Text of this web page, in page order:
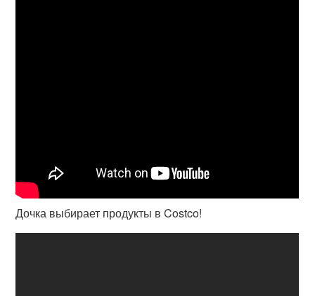
Дочка выбирает продукты в Costco!